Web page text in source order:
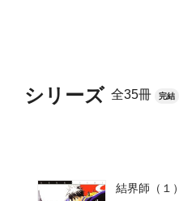
シリーズ 全35冊 完結
結界師（１）